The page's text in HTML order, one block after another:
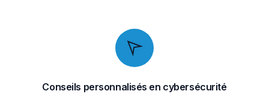
Conseils personnalisés en cybersécurité